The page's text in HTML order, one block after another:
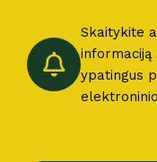
Skaitykite
informaciją
ypatingus